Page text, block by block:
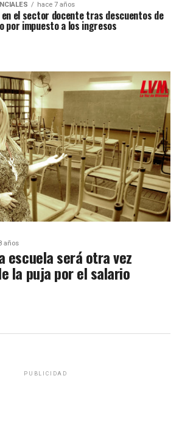
hace 7 años
en el sector docente tras descuentos de
por impuesto a los ingresos
años
escuela será otra vez
la puja por el salario
PUBLICIDAD